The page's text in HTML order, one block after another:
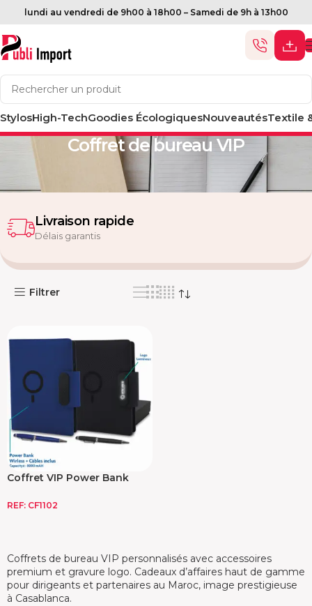
lundi au vendredi de 9h00 à 18h00 – Samedi de 9h à 13h00
StylosHigh-TechGoodies ÉcologiquesNouveautésTextile
Accueil Coffret
Coffret de bureau VIP
Livraison rapide
Délais garantis
Filtrer
Coffret VIP Power Bank
REF: CF1102
Coffrets de bureau VIP personnalisés avec accessoires
premium et gravure logo. Cadeaux d’affaires haut de gamme
pour dirigeants et partenaires au Maroc, image prestigieuse
à Casablanca.